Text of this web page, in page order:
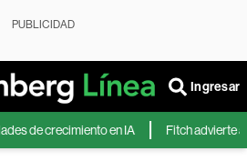
PUBLICIDAD
Ingresar
en IA Fitch advierte a Chile